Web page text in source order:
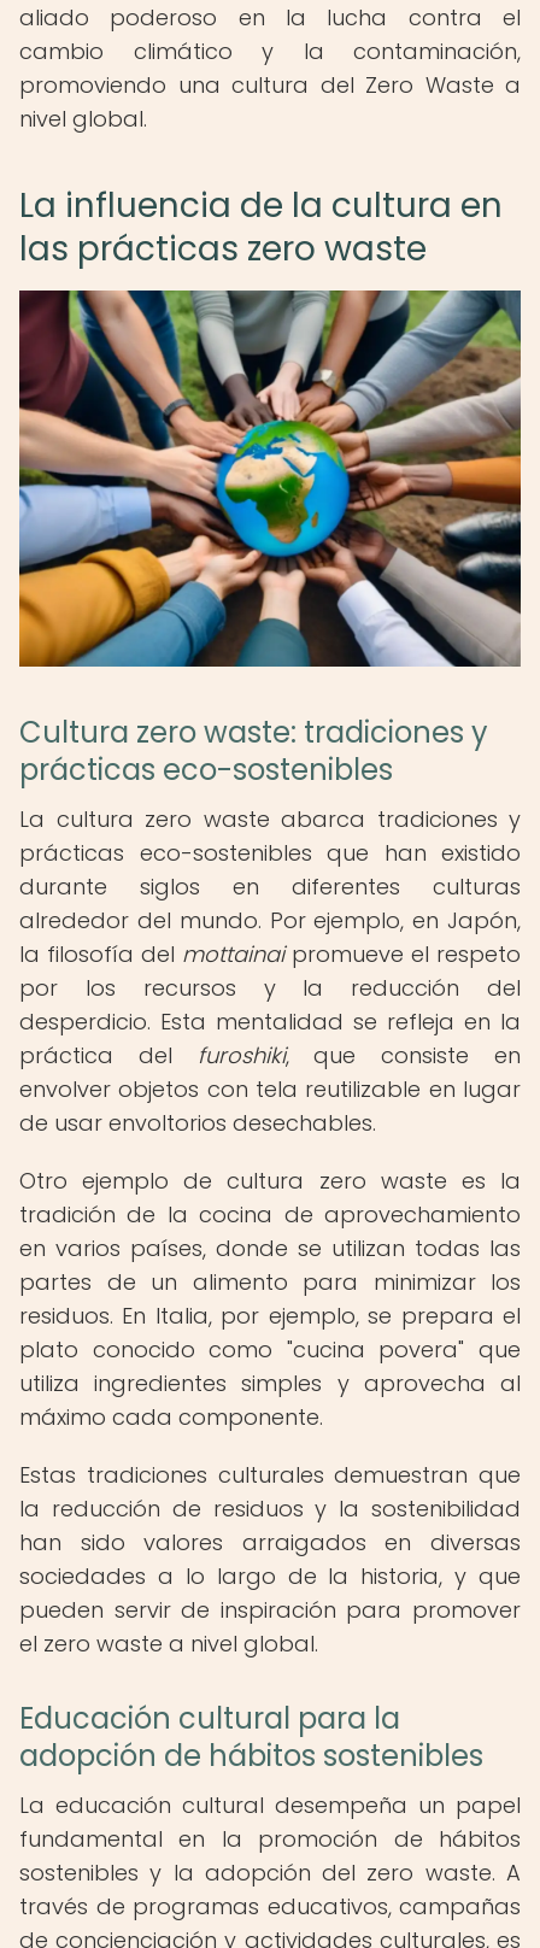
aliado poderoso en la lucha contra el
cambio climático y la contaminación,
promoviendo una cultura del Zero Waste a
nivel global.
La influencia de la cultura en
las prácticas zero waste
Cultura zero waste: tradiciones y
prácticas eco-sostenibles
La cultura zero waste abarca tradiciones y
prácticas eco-sostenibles que han existido
durante siglos en diferentes culturas
alrededor del mundo. Por ejemplo, en Japón,
la filosofía del mottainaipromueve el respeto
por los recursos y la reducción del
desperdicio. Esta mentalidad se refleja en la
práctica del furoshiki, que consiste en
envolver objetos con tela reutilizable en lugar
de usar envoltorios desechables.
Otro ejemplo de cultura zero waste es la
tradición de la cocina de aprovechamiento
en varios países, donde se utilizan todas las
partes de un alimento para minimizar los
residuos. En Italia, por ejemplo, se prepara el
plato conocido como "cucina povera" que
utiliza ingredientes simples y aprovecha al
máximo cada componente.
Estas tradiciones culturales demuestran que
la reducción de residuos y la sostenibilidad
han sido valores arraigados en diversas
sociedades a lo largo de la historia, y que
pueden servir de inspiración para promover
el zero waste a nivel global.
Educación cultural para la
adopción de hábitos sostenibles
La educación cultural desempeña un papel
fundamental en la promoción de hábitos
sostenibles y la adopción del zero waste. A
través de programas educativos, campañas
de concienciación y actividades culturales, es